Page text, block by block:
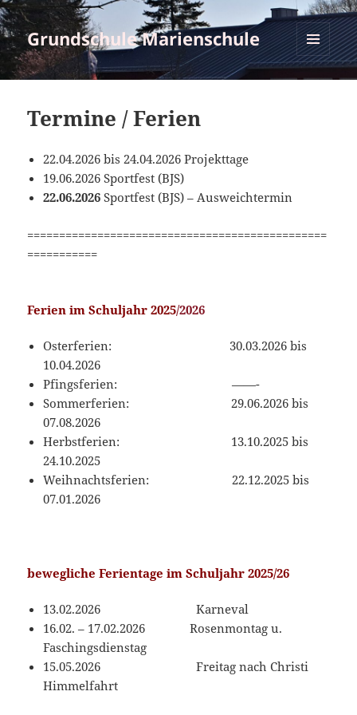
Grundschule Marienschule
MENÜ
UND
Termine / Ferien
22.04.2026 bis 24.04.2026 Projekttage
19.06.2026 Sportfest (BJS)
22.06.2026 Sportfest (BJS) – Ausweichtermin
===============================================
===========
Ferien im Schuljahr 2025/2026
Osterferien: 30.03.2026 bis
10.04.2026
Pfingsferien: ——-
Sommerferien: 29.06.2026 bis
07.08.2026
Herbstferien: 13.10.2025 bis
24.10.2025
Weihnachtsferien: 22.12.2025 bis
07.01.2026
bewegliche Ferientage im Schuljahr 2025/26
13.02.2026 Karneval
16.02. – 17.02.2026 Rosenmontag u.
Faschingsdienstag
15.05.2026 Freitag nach Christi
Himmelfahrt